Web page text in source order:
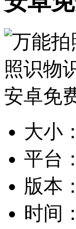
大小：
平台：
版本：
时间：